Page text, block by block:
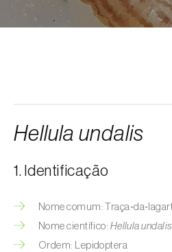
Afídeo-da-erva-maça (
oxyacanthae)
Afídeo-das-hastes-da-
(
Brachycaudus prunicola)
Hellula undalis
1. Identificação
Nome comum:
Nome científico: Hellula undalis
Ordem: Lepidoptera